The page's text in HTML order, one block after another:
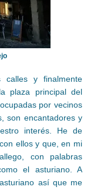
calles y finalmente
plaza principal del
por vecinos
son encantadores y
interés. He de
ellos y que, en mi
con palabras
el asturiano. A
así que me